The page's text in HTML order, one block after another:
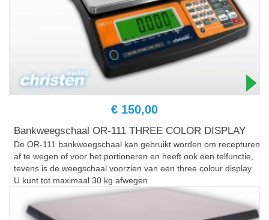
€ 150,00
Bankweegschaal OR-111 THREE COLOR DISPLAY
De OR-111 bankweegschaal kan gebruikt worden om recepturen
af te wegen of voor het portioneren en heeft ook een telfunctie,
tevens is de weegschaal voorzien van een three colour display.
U kunt tot maximaal 30 kg afwegen.